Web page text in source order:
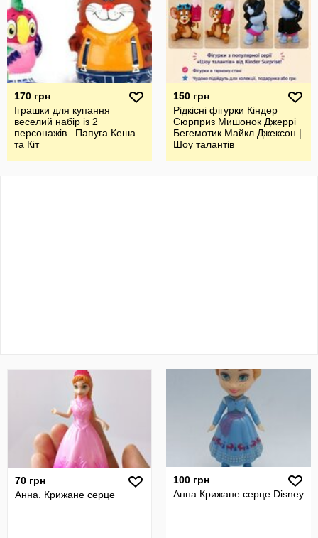
170 грн
Іграшки для купання
веселий набір із 2
персонажів . Папуга Кеша
та Кіт
150 грн
Рідкісні фігурки Кіндер
Сюрприз Мишонок Джеррі
Бегемотик Майкл Джексон |
Шоу талантів
70 грн
Анна. Крижане серце
100 грн
Анна Крижане серце Disney